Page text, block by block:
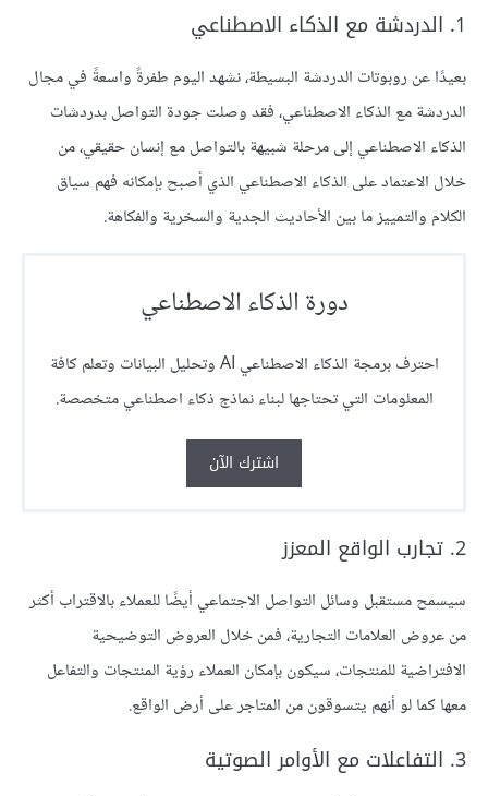
1. الدردشة مع الذكاء الاصطناعي
بعيدًا عن روبوتات الدردشة البسيطة، نشهد اليوم طفرةً واسعةً في مجال
الدردشة مع الذكاء الاصطناعي، فقد وصلت جودة التواصل بدردشات
الذكاء الاصطناعي إلى مرحلة شبيهة بالتواصل مع إنسان حقيقي، من
خلال الاعتماد على الذكاء الاصطناعي الذي أصبح بإمكانه فهم سياق
الكلام والتمييز ما بين الأحاديث الجدية والسخرية والفكاهة.
دورة الذكاء الاصطناعي
احترف برمجة الذكاء الاصطناعي AI وتحليل البيانات وتعلم كافة
المعلومات التي تحتاجها لبناء نماذج ذكاء اصطناعي متخصصة.
اشترك الآن
2. تجارب الواقع المعزز
سيسمح مستقبل وسائل التواصل الاجتماعي أيضًا للعملاء بالاقتراب أكثر
من عروض العلامات التجارية، فمن خلال العروض التوضيحية
الافتراضية للمنتجات، سيكون بإمكان العملاء رؤية المنتجات والتفاعل
معها كما لو أنهم يتسوقون من المتاجر على أرض الواقع.
3. التفاعلات مع الأوامر الصوتية